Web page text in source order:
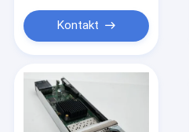
Einheits-Speicher DELLS EMC
Speicher DELLS EMC VNX
Daten-Gebiet DELLS EMC
Kontakt